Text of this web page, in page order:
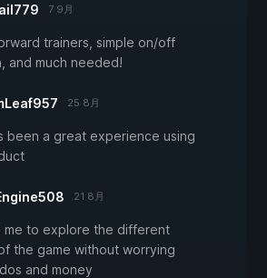
7 9月
trainers, simple on/off
and much needed!
25 8月
been a great experience using
21 8月
me to explore the different
the game without worrying
and money